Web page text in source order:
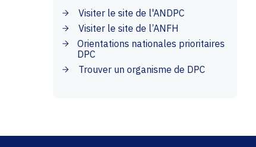
Visiter le site de l'ANDPC
Visiter le site de l’ANFH
Orientations nationales prioritaires
DPC
Trouver un organisme de DPC